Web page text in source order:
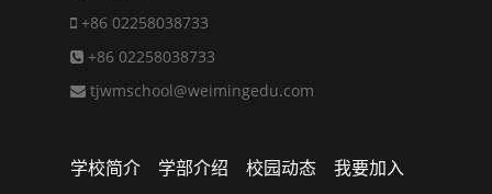
+86 02258038733
+86 02258038733
tjwmschool@weimingedu.com
学校简介 学部介绍 校园动态 我要加入